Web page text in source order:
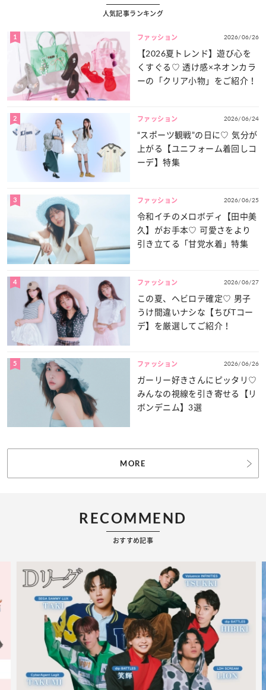
人気記事ランキング
1 ファッション 2026/06/26
【2026夏トレンド】遊び心を
くすぐる♡ 透け感×ネオンカラ
ーの「クリア小物」をご紹介！
2 ファッション 2026/06/24
“スポーツ観戦”の日に♡ 気分が
上がる【ユニフォーム着回しコ
ーデ】特集
3 ファッション 2026/06/25
令和イチのメロボディ【田中美
久】がお手本♡ 可愛さをより
引き立てる「甘党水着」特集
4 ファッション 2026/06/27
この夏、ヘビロテ確定♡ 男子
うけ間違いナシな【ちびTコー
デ】を厳選してご紹介！
5 ファッション 2026/06/26
ガーリー好きさんにピッタリ♡
みんなの視線を引き寄せる【リ
ボンデニム】3選
MORE
RECOMMEND
おすすめ記事